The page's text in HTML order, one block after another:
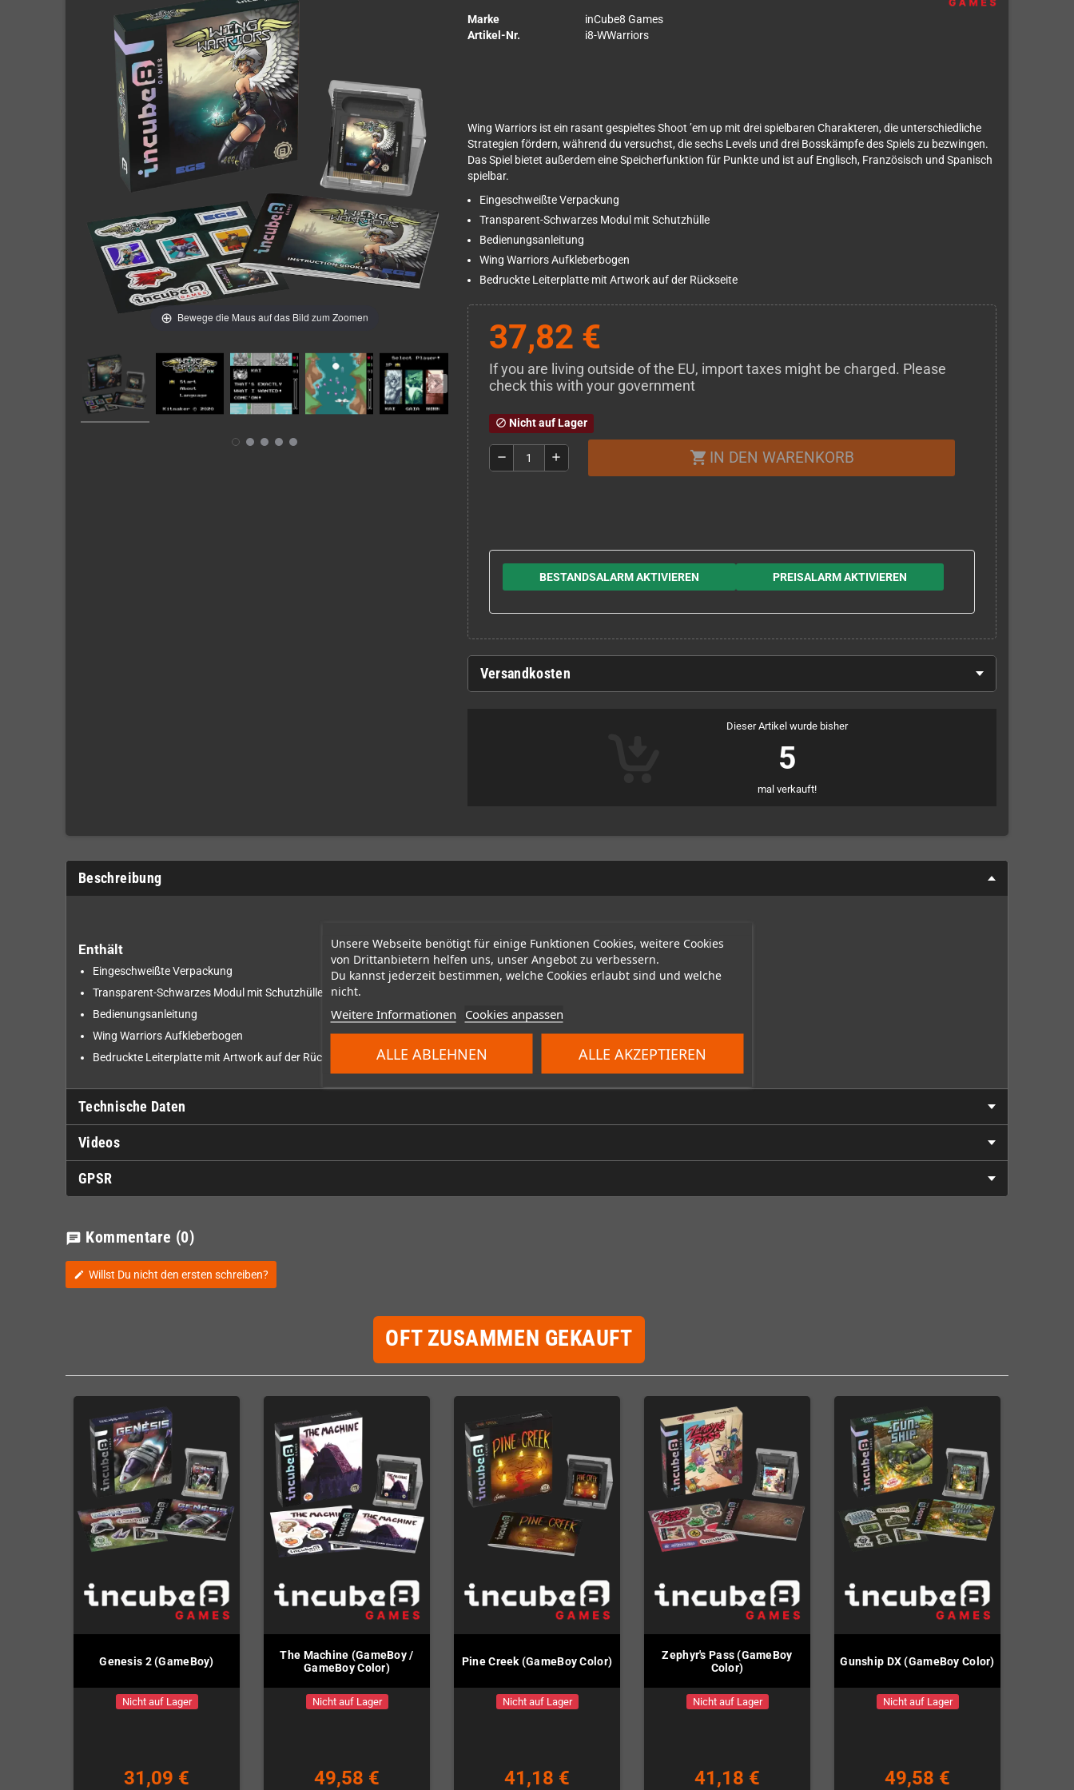
Unsere Webseite benötigt für einige Funktionen Cookies, weitere Cookies
von Drittanbietern helfen uns, unser Angebot zu verbessern.
Du kannst jederzeit bestimmen, welche Cookies erlaubt sind und welche
nicht.
Weitere Informationen Cookies anpassen
ALLE ABLEHNEN ALLE AKZEPTIEREN
Bewege die Maus auf das Bild zum Zoomen
Marke
inCube8 Games
Artikel-Nr.
i8-WWarriors
Wing Warriors ist ein rasant gespieltes Shoot ’em up mit drei spielbaren Charakteren, die unterschiedliche
Strategien fördern, während du versuchst, die sechs Levels und drei Bosskämpfe des Spiels zu bezwingen.
Das Spiel bietet außerdem eine Speicherfunktion für Punkte und ist auf Englisch, Französisch und Spanisch
spielbar.
Eingeschweißte Verpackung
Transparent-Schwarzes Modul mit Schutzhülle
Bedienungsanleitung
Wing Warriors Aufkleberbogen
Bedruckte Leiterplatte mit Artwork auf der Rückseite
37,82 €
If you are living outside of the EU, import taxes might be charged. Please
check this with your government
block Nicht auf Lager
remove add shopping_cart IN DEN WARENKORB
BESTANDSALARM AKTIVIEREN PREISALARM AKTIVIEREN
Versandkosten
Dieser Artikel wurde bisher
5
mal verkauft!
Beschreibung
Enthält
Eingeschweißte Verpackung
Transparent-Schwarzes Modul mit Schutzhülle
Bedienungsanleitung
Wing Warriors Aufkleberbogen
Bedruckte Leiterplatte mit Artwork auf der Rückseite
Technische Daten
Videos
GPSR
chat Kommentare (0)
edit Willst Du nicht den ersten schreiben?
OFT ZUSAMMEN GEKAUFT
Genesis 2 (GameBoy)
Nicht auf Lager
31,09 €
The Machine (GameBoy /
GameBoy Color)
Nicht auf Lager
49,58 €
Pine Creek (GameBoy Color)
Nicht auf Lager
41,18 €
Zephyr's Pass (GameBoy
Color)
Nicht auf Lager
41,18 €
Gunship DX (GameBoy Color)
Nicht auf Lager
49,58 €